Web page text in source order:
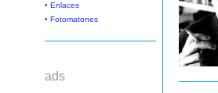
• Enlaces
• Fotomatones
ads